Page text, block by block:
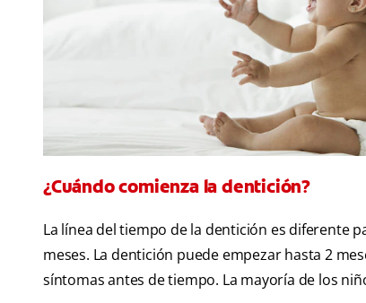
¿Cuándo comienza la dentición?
La línea del tiempo de la dentición es diferente
meses. La dentición puede empezar hasta 2
síntomas antes de tiempo. La mayoría de los